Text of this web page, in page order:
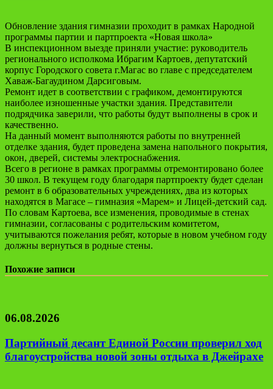
Обновление здания гимназии проходит в рамках Народной
программы партии и партпроекта «Новая школа»
В инспекционном выезде приняли участие: руководитель
регионального исполкома Ибрагим Картоев, депутатский
корпус Городского совета г.Магас во главе с председателем
Хаваж-Багаудином Дарсиговым.
Ремонт идет в соответствии с графиком, демонтируются
наиболее изношенные участки здания. Представители
подрядчика заверили, что работы будут выполнены в срок и
качественно.
На данный момент выполняются работы по внутренней
отделке здания, будет проведена замена напольного покрытия,
окон, дверей, системы электроснабжения.
Всего в регионе в рамках программы отремонтировано более
30 школ. В текущем году благодаря партпроекту будет сделан
ремонт в 6 образовательных учреждениях, два из которых
находятся в Магасе – гимназия «Марем» и Лицей-детский сад.
По словам Картоева, все изменения, проводимые в стенах
гимназии, согласованы с родительским комитетом,
учитываются пожелания ребят, которые в новом учебном году
должны вернуться в родные стены.
Похожие записи
06.08.2026
Партийный десант Единой России проверил ход
благоустройства новой зоны отдыха в Джейрахе